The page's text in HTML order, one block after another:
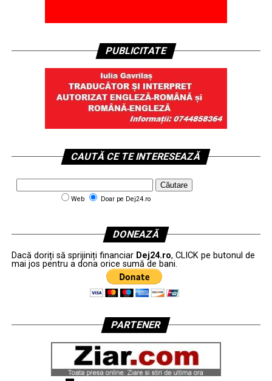
PUBLICITATE
CAUTĂ CE TE INTERESEAZĂ
Web Doar pe Dej24.ro
DONEAZĂ
Dacă doriți să sprijiniți financiar Dej24.ro, CLICK pe butonul de
mai jos pentru a dona orice sumă de bani.
PARTENER